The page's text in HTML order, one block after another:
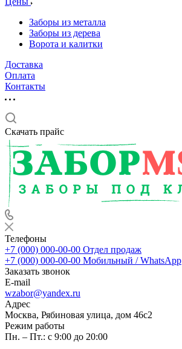
Заборы из металла
Заборы из дерева
Ворота и калитки
Доставка
Оплата
Контакты
Скачать прайс
Телефоны
+7 (000) 000-00-00 Отдел продаж
+7 (000) 000-00-00 Мобильный / WhatsApp
Заказать звонок
E-mail
wzabor@yandex.ru
Адрес
Москва, Рябиновая улица, дом 46с2
Режим работы
Пн. – Пт.: с 9:00 до 20:00